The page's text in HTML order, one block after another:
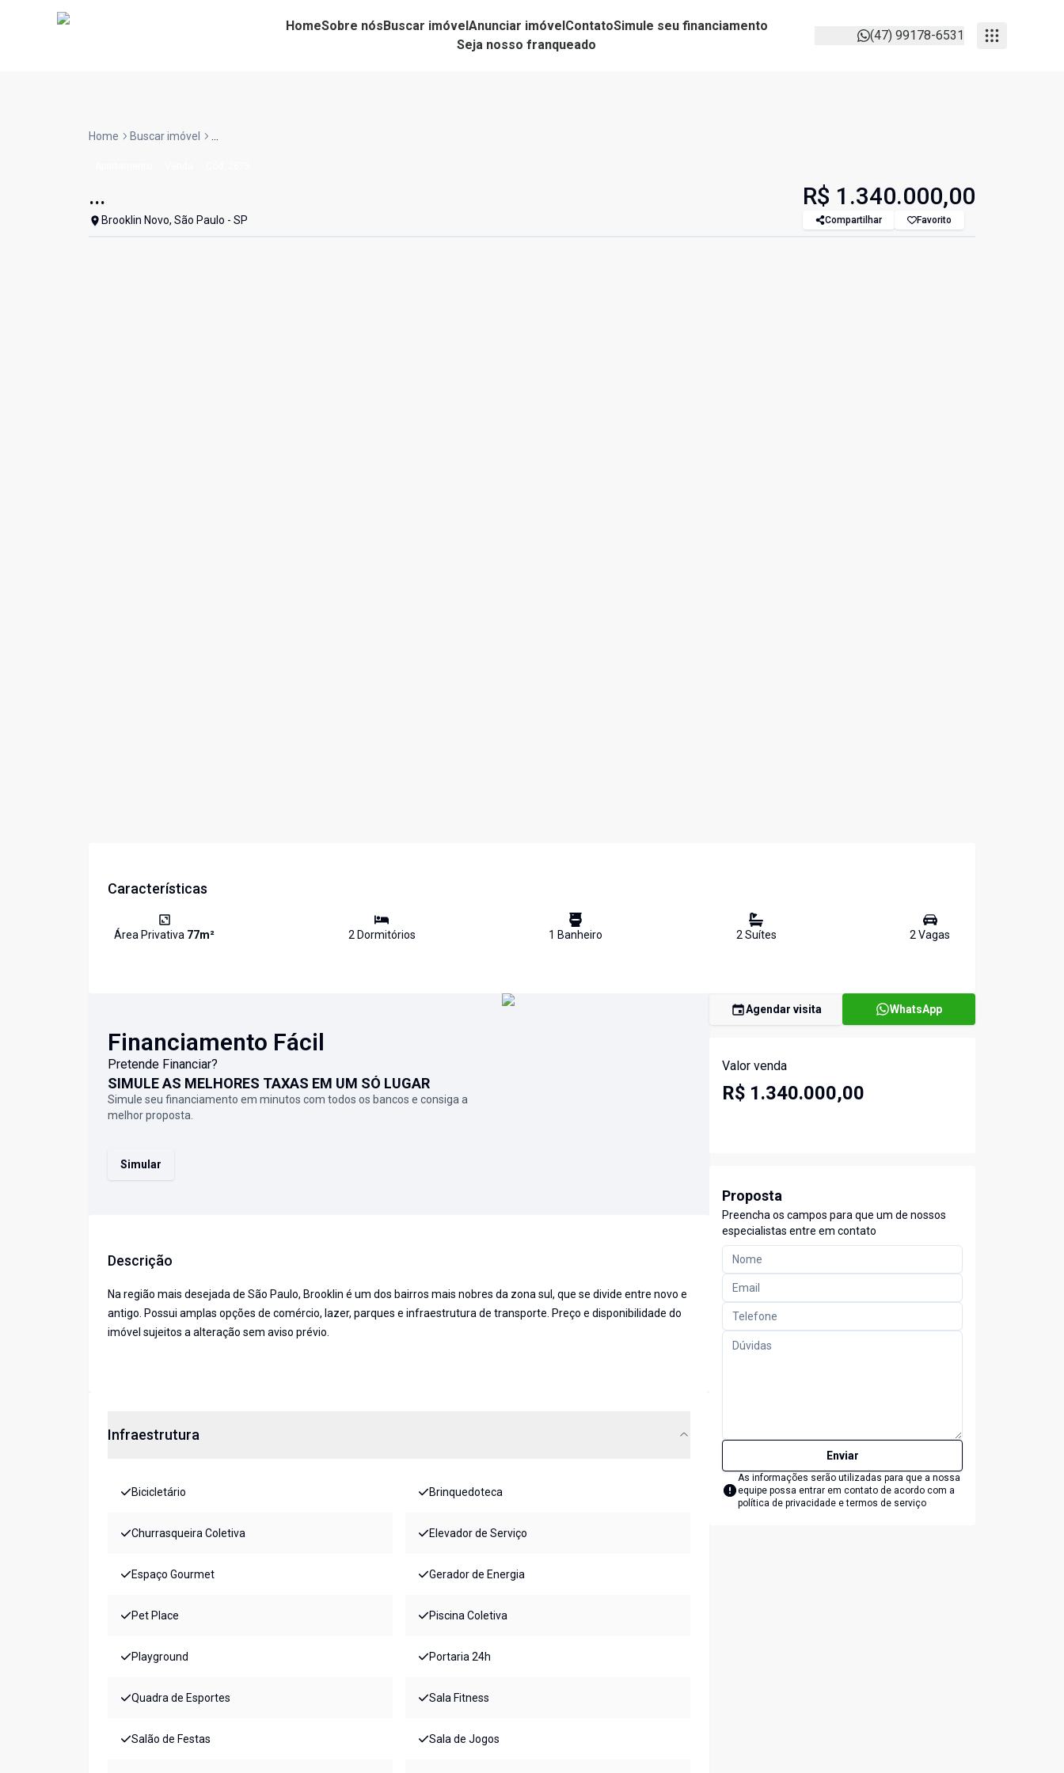
HomeSobre nósBuscar imóvelAnunciar imóvelContatoSimule seu financiamento
Seja nosso franqueado
(47) 99178-6531
Home Buscar imóvel ...
...
Brooklin Novo, São Paulo - SP
R$ 1.340.000,00
Compartilhar Favorito
Características
Área Privativa 77m² 2Dormitórios 1 Banheiro 2Suítes 2Vagas
Financiamento Fácil
Pretende Financiar?
SIMULE AS MELHORES TAXAS EM UM SÓ LUGAR
Simule seu financiamento em minutos com todos os bancos e consiga a
melhor proposta.
Simular
Descrição
Na região mais desejada de São Paulo, Brooklin é um dos bairros mais nobres da zona sul, que se divide entre novo e
antigo. Possui amplas opções de comércio, lazer, parques e infraestrutura de transporte. Preço e disponibilidade do
imóvel sujeitos a alteração sem aviso prévio.
Infraestrutura
Bicicletário Brinquedoteca
Churrasqueira Coletiva Elevador de Serviço
Espaço Gourmet Gerador de Energia
Pet Place Piscina Coletiva
Playground Portaria 24h
Quadra de Esportes Sala Fitness
Salão de Festas Sala de Jogos
Agendar visita WhatsApp
Valor venda
R$ 1.340.000,00
Proposta
Preencha os campos para que um de nossos
especialistas entre em contato
Enviar
As informações serão utilizadas para que a nossa
equipe possa entrar em contato de acordo com a
política de privacidade e termos de serviço